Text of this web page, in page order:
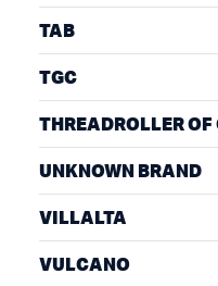
TAB
TGC
THREADROLLER
UNKNOWN BRAND
VILLALTA
VULCANO